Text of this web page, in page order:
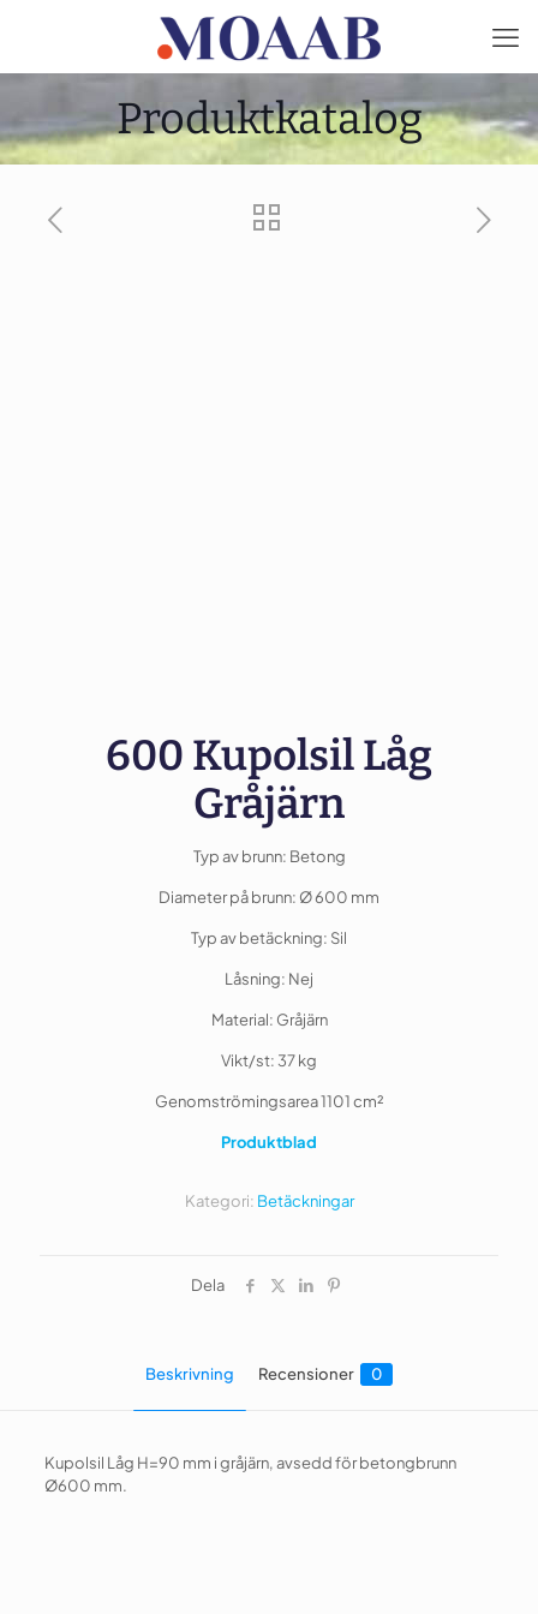
Produktkatalog
600 Kupolsil Låg
Gråjärn
Typ av brunn: Betong
Diameter på brunn: Ø 600 mm
Typ av betäckning: Sil
Låsning: Nej
Material: Gråjärn
Vikt/st: 37 kg
Genomströmingsarea 1101 cm²
Produktblad
Kategori: Betäckningar
Dela
Beskrivning Recensioner 0
Kupolsil Låg H=90 mm i gråjärn, avsedd för betongbrunn
Ø600 mm.